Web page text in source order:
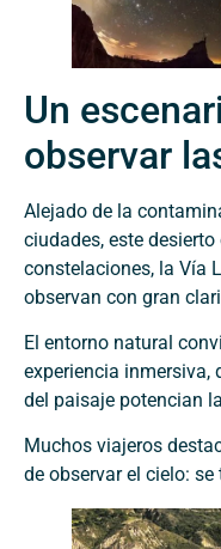
Un
observar
Alejado de la
ciudades, este
constelaciones, la Vía
observan con gran
El entorno natural
experiencia inmersiva,
del paisaje potencian
Muchos viajeros
de observar el cielo: